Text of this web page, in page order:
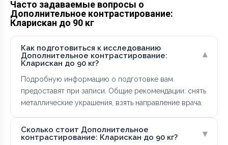
Часто задаваемые вопросы о
Дополнительное контрастирование:
Кларискан до 90 кг
Как подготовиться к исследованию
Дополнительное контрастирование:
Кларискан до 90 кг?
▾
Подробную информацию о подготовке вам
предоставят при записи. Общие рекомендации: снять
металлические украшения, взять направление врача.
Сколько стоит Дополнительное
контрастирование: Кларискан до 90 кг?
▾